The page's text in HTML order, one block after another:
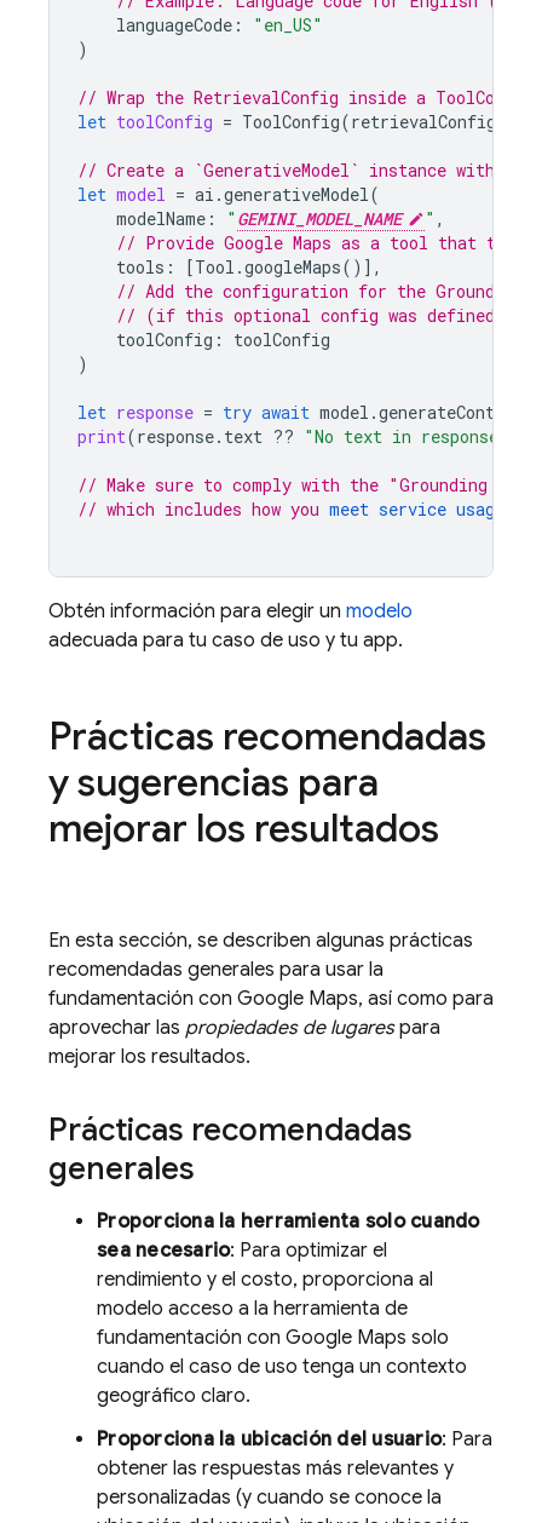
languageCode :
"en_US"
)
// Wrap the RetrievalConfig inside a ToolConfig.
let toolConfig = ToolConfig(retrievalConfig
// Create a `GenerativeModel` instance with a
let model = ai .generativeModel(
modelName : " GEMINI_MODEL_NAME " ,
// Provide Google Maps as a tool that the
tools : [Tool .googleMaps()],
// Add the configuration for the Grounding
// (if this optional config was defined
toolConfig :
toolConfig
)
let response = try await model .generateContent
print(response. text ?? "No text in response."
// Make sure to comply with the "Grounding
// which includes how you meet service usage
Obtén información para elegir un modelo
adecuada para tu caso de uso y tu app.
Prácticas recomendadas
y sugerencias para
mejorar los resultados
En esta sección, se describen algunas prácticas
recomendadas generales para usar la
fundamentación con Google Maps, así como para
aprovechar las propiedades de lugarespara
mejorar los resultados.
Prácticas recomendadas
generales
Proporciona la herramienta solo cuando
sea necesario: Para optimizar el
rendimiento y el costo, proporciona al
modelo acceso a la herramienta de
fundamentación con Google Maps solo
cuando el caso de uso tenga un contexto
geográfico claro.
Proporciona la ubicación del usuario: Para
obtener las respuestas más relevantes y
personalizadas (y cuando se conoce la